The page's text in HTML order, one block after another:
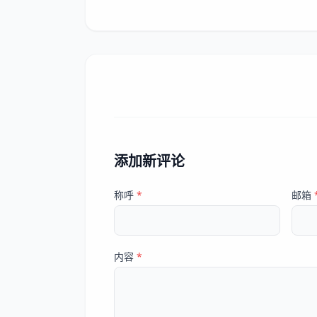
添加新评论
称呼 * 邮箱
内容 *